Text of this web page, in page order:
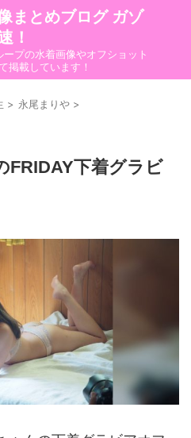
まとめブログ ガゾ
！
プの水着画像やオフショット
掲載しています！
> 永尾まりや >
FRIDAY下着グラビ